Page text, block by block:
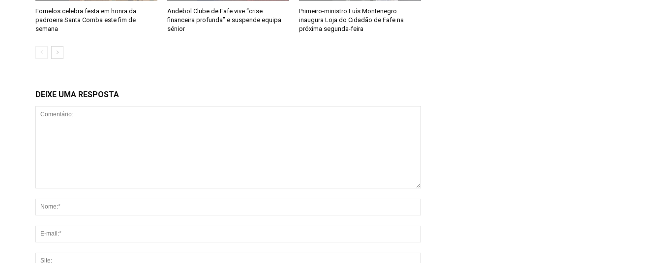
Fornelos celebra festa em honra da
padroeira Santa Comba este fim de
semana
Andebol Clube de Fafe vive “crise
financeira profunda” e suspende equipa
sénior
Primeiro-ministro Luís Montenegro
inaugura Loja do Cidadão de Fafe na
próxima segunda-feira
DEIXE UMA RESPOSTA